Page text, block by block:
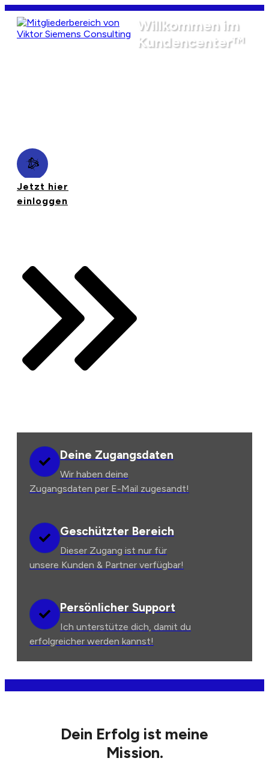
Willkommen im
Kundencenter™
Jetzt hier
einloggen
Deine Zugangsdaten
Wir haben deine
Zugangsdaten per E-Mail zugesandt!
Geschützter Bereich
Dieser Zugang ist nur für
unsere Kunden & Partner verfügbar!
Persönlicher Support
Ich unterstütze dich, damit du
erfolgreicher werden kannst!
Dein Erfolg ist meine
Mission.